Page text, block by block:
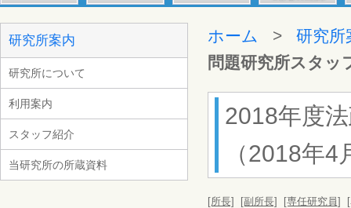
研究所案内
研究所について
利用案内
スタッフ紹介
当研究所の所蔵資料
ホーム > 研究所
問題研究所スタッ
2018年度
（2018年
[所長] [副所長] [専任研究員]